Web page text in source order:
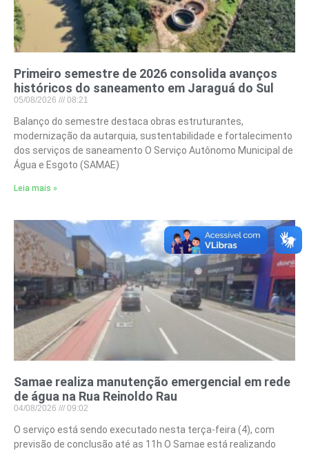
Primeiro semestre de 2026 consolida avanços
históricos do saneamento em Jaraguá do Sul
05/08/2026 08:21
Balanço do semestre destaca obras estruturantes,
modernização da autarquia, sustentabilidade e fortalecimento
dos serviços de saneamento O Serviço Autônomo Municipal de
Água e Esgoto (SAMAE)
Leia mais »
Samae realiza manutenção emergencial em rede
de água na Rua Reinoldo Rau
04/08/2026 09:02
O serviço está sendo executado nesta terça-feira (4), com
previsão de conclusão até as 11h O Samae está realizando